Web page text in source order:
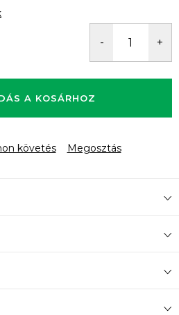
A KOSÁRHOZ
követés Megosztás